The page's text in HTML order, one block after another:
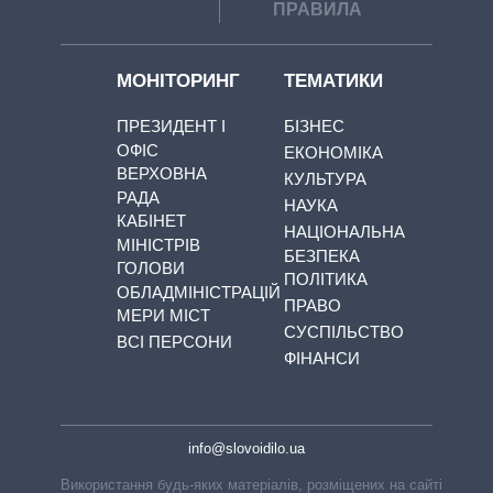
ПРАВИЛА
МОНІТОРИНГ
ПРЕЗИДЕНТ І
ОФІС
ВЕРХОВНА
РАДА
КАБІНЕТ
МІНІСТРІВ
ГОЛОВИ
ОБЛАДМІНІСТРАЦІЙ
МЕРИ МІСТ
ВСІ ПЕРСОНИ
ТЕМАТИКИ
БІЗНЕС
ЕКОНОМІКА
КУЛЬТУРА
НАУКА
НАЦІОНАЛЬНА
БЕЗПЕКА
ПОЛІТИКА
ПРАВО
СУСПІЛЬСТВО
ФІНАНСИ
info@slovoidilo.ua
Використання будь-яких матеріалів, розміщених на сайті,